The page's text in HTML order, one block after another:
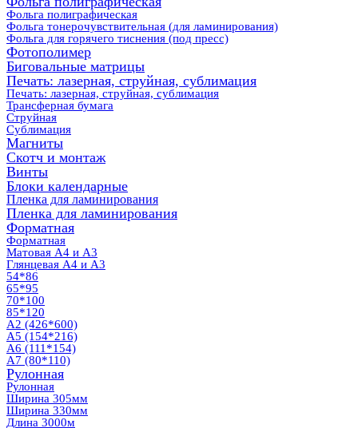
Фольга полиграфическая
Фольга тонерочувствительная (для ламинирования)
Фольга для горячего тиснения (под пресс)
Фотополимер
Биговальные матрицы
Печать: лазерная, струйная, сублимация
Печать: лазерная, струйная, сублимация
Трансферная бумага
Струйная
Сублимация
Магниты
Скотч и монтаж
Винты
Блоки календарные
Пленка для ламинирования
Пленка для ламинирования
Форматная
Форматная
Матовая А4 и А3
Глянцевая А4 и А3
54*86
65*95
70*100
85*120
А2 (426*600)
А5 (154*216)
А6 (111*154)
А7 (80*110)
Рулонная
Рулонная
Ширина 305мм
Ширина 330мм
Длина 3000м